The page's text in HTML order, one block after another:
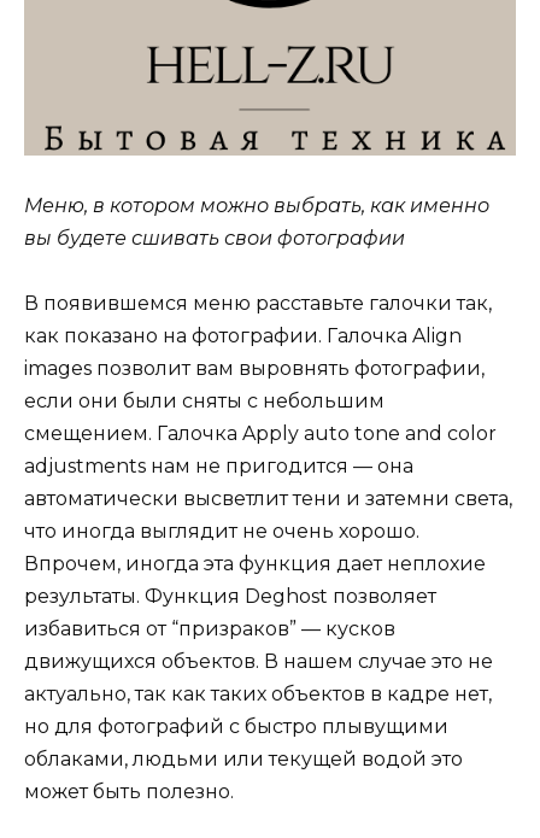
Меню, в котором можно выбрать, как именно
вы будете сшивать свои фотографии
В появившемся меню расставьте галочки так,
как показано на фотографии. Галочка Align
images позволит вам выровнять фотографии,
если они были сняты с небольшим
смещением. Галочка Apply auto tone and color
adjustments нам не пригодится — она
автоматически высветлит тени и затемни света,
что иногда выглядит не очень хорошо.
Впрочем, иногда эта функция дает неплохие
результаты. Функция Deghost позволяет
избавиться от “призраков” — кусков
движущихся объектов. В нашем случае это не
актуально, так как таких объектов в кадре нет,
но для фотографий с быстро плывущими
облаками, людьми или текущей водой это
может быть полезно.